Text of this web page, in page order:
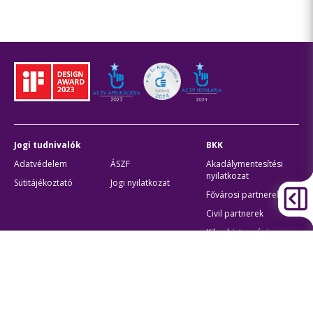
Jogi tudnivalók
Adatvédelem
ÁSZF
Sütitájékoztató
Jogi nyilatkozat
BKK
Akadálymentesítési
nyilatkozat
Fővárosi partnerek
Civil partnerek
Kiberbiztonsági